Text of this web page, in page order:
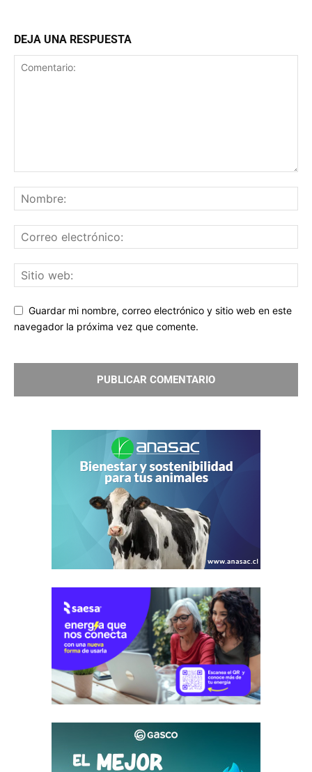
DEJA UNA RESPUESTA
Guardar mi nombre, correo electrónico y sitio web en este
navegador la próxima vez que comente.